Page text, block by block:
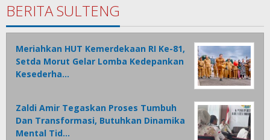
BERITA SULTENG
Meriahkan HUT Kemerdekaan RI Ke-81,
Setda Morut Gelar Lomba Kedepankan
Kesederha…
Zaldi Amir Tegaskan Proses Tumbuh
Dan Transformasi, Butuhkan Dinamika
Mental Tid…